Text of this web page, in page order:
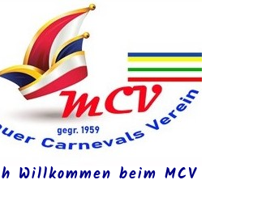
Willkommen beim MCV